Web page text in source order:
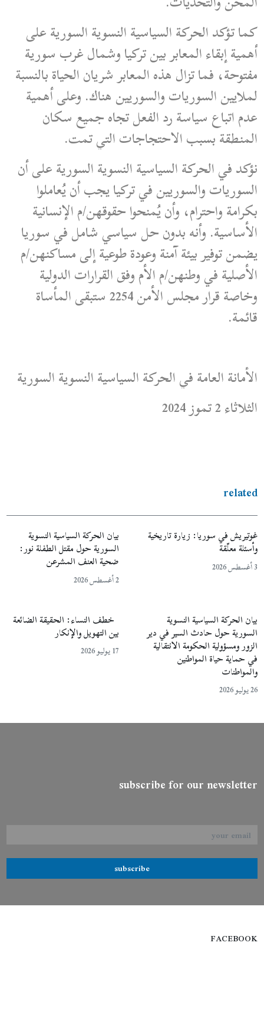
كما تؤكد الحركة السياسية النسوية السورية على
أهمية إبقاء المعابر بين تركيا وشمال غرب سورية
مفتوحة، فما تزال هذه المعابر شريان الحياة بالنسبة
لملايين السوريات والسوريين هناك. وعلى أهمية
عدم اتباع سياسة رد الفعل تجاه جميع سكان
المنطقة بسبب الاحتجاجات التي تمت.
نؤكد في الحركة السياسية النسوية السورية على أن
السوريات والسوريين في تركيا يجب أن يُعاملوا
بكرامة واحترام، وأن يُمنحوا حقوقهن/م الإنسانية
الأساسية. وأنه بدون حل سياسي شامل في سوريا
يضمن توفير بيئة آمنة وعودة طوعية إلى مساكنهن/م
الأصلية في وطنهن/م الأم وفق القرارات الدولية
وخاصة قرار مجلس الأمن 2254 ستبقى المأساة
قائمة.
الأمانة العامة في الحركة السياسية النسوية السورية
الثلاثاء 2 تموز 2024
related
غوتيريش في سوريا: زيارة تاريخية
وأسئلة معلّقة
بيان الحركة السياسية النسوية
السورية حول مقتل الطفلة نور:
ضحية العنف المشرعن
بيان الحركة السياسية النسوية
السورية حول حادث السير في دير
الزور ومسؤولية الحكومة الانتقالية
في حماية حياة المواطنين
والمواطنات
26 يوليو 2026
خطف النساء: الحقيقة الضائعة
بين التهويل والإنكار
17 يوليو 2026
subscribe for our newsletter
subscribe
FACEBOOK